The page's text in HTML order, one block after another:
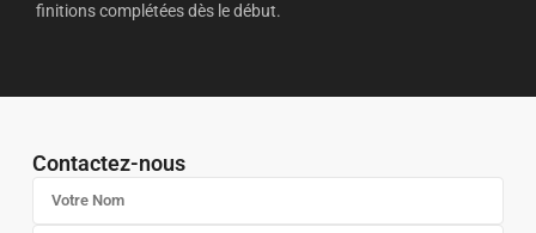
finitions complétées dès le début.
Contactez-nous